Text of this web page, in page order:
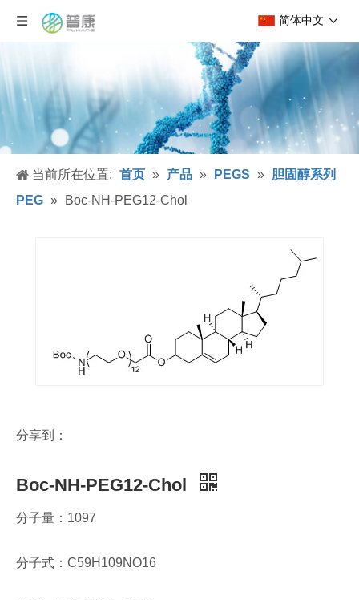
简体中文
当前所在位置: 首页 » 产品 » PEGS » 胆固醇系列
PEG » Boc-NH-PEG12-Chol
分享到：
Boc-NH-PEG12-Chol
分子量：1097
分子式：C59H109NO16​